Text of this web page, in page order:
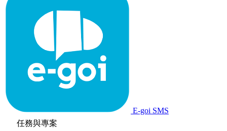
E-goi SMS
任務與專案